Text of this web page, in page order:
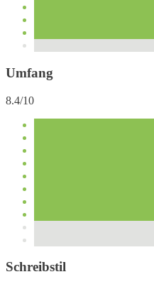
Umfang
8.4/10
Schreibstil